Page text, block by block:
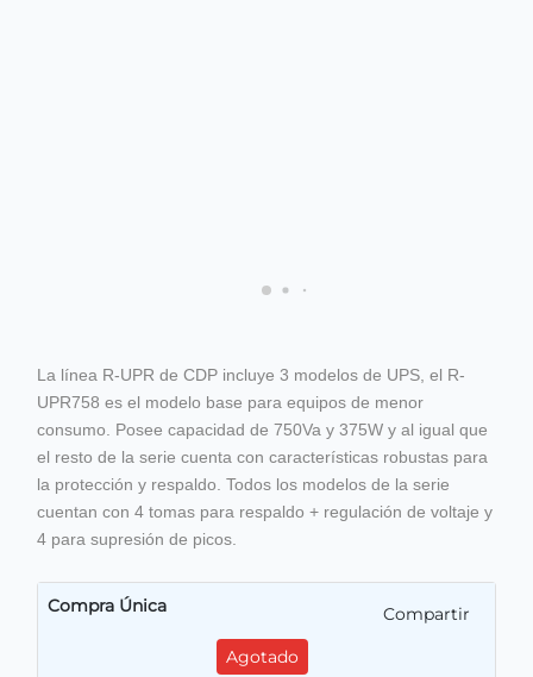
La línea R-UPR de CDP incluye 3 modelos de UPS, el R-
UPR758 es el modelo base para equipos de menor
consumo. Posee capacidad de 750Va y 375W y al igual que
el resto de la serie cuenta con características robustas para
la protección y respaldo. Todos los modelos de la serie
cuentan con 4 tomas para respaldo + regulación de voltaje y
4 para supresión de picos.
Compra Única
Compartir
Agotado